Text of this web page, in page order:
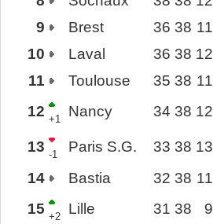
9
Brest 36 38 11
10
Laval 36 38 12
11
Toulouse 35 38 11
12 +1 Nancy 34 38 12
13 -1 Paris S.G. 33 38 13
14
Bastia 32 38 11
15 +2 Lille 31 38 9